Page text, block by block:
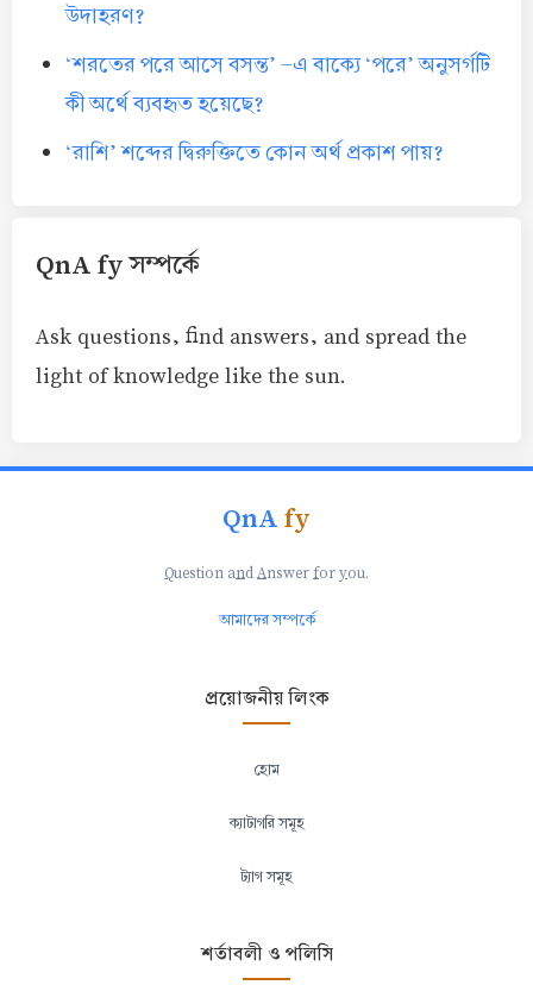
উদাহরণ?
‘শরতের পরে আসে বসন্ত’ -এ বাক্যে ‘পরে’ অনুসর্গটি
কী অর্থে ব্যবহৃত হয়েছে?
‘রাশি’ শব্দের দ্বিরুক্তিতে কোন অর্থ প্রকাশ পায়?
QnA fy সম্পর্কে
Ask questions, find answers, and spread the
light of knowledge like the sun.
QnAfy
Question andAnswer foryou.
আমাদের সম্পর্কে
প্রয়োজনীয় লিংক
হোম
ক্যাটাগরি সমূহ
ট্যাগ সমূহ
শর্তাবলী ও পলিসি